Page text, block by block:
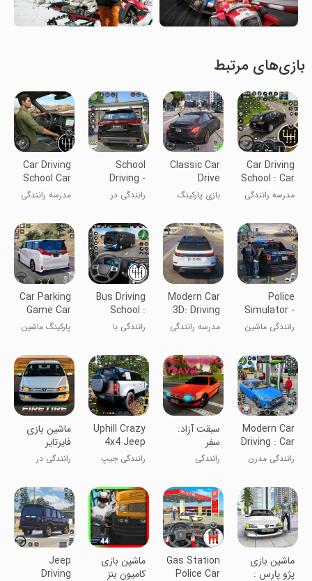
بازی‌های مرتبط
Car Driving
School : Car
Games
مدرسه رانندگی
Classic Car
Drive
Parking
Game
بازی پارکینگ
کلاسیک
School
Driving -
Car Games
3D
رانندگی در
بازی‌های ماشین
۳D
Car Driving
School Car
Games 2
مدرسه رانندگی
بازی‌های خودرو
۲
Police
Simulator -
Police
Game
رانندگی ماشین
بعدی
Modern Car
3D: Driving
School
مدرسه رانندگی
ماشین مدرن
Bus Driving
School :
Bus Games
رانندگی با
Car Parking
Game Car
Simulator
پارکینگ ماشین
Modern Car
Driving : Car
Games
رانندگی مدرن
اتومبیل
سبقت آزاد:
سفر
رانندگی
Uphill Crazy
4x4 Jeep
Driving
رانندگی جیپ
سر بالایی
‏‏‏‏‏‏‏‏‏‏‏‏‏ماشین بازی
‏‏‏‏‏‏‏فایرتایر
رانندگی در
ماشین بازی
پژو پارس :
Gas Station
Police Car
‏ماشین بازی
کامیون بنز
Jeep
Driving